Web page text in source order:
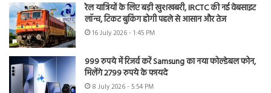
रेल यात्रियों के लिए बड़ी खुशखबरी, IRCTC की नई वेबसाइट
लॉन्च, टिकट बुकिंग होगी पहले से आसान और तेज
16 July 2026 - 1:45 PM
999 रुपये में रिजर्व करें Samsung का नया फोल्डेबल फोन,
मिलेंगे 2799 रुपये के फायदे
8 July 2026 - 5:54 PM